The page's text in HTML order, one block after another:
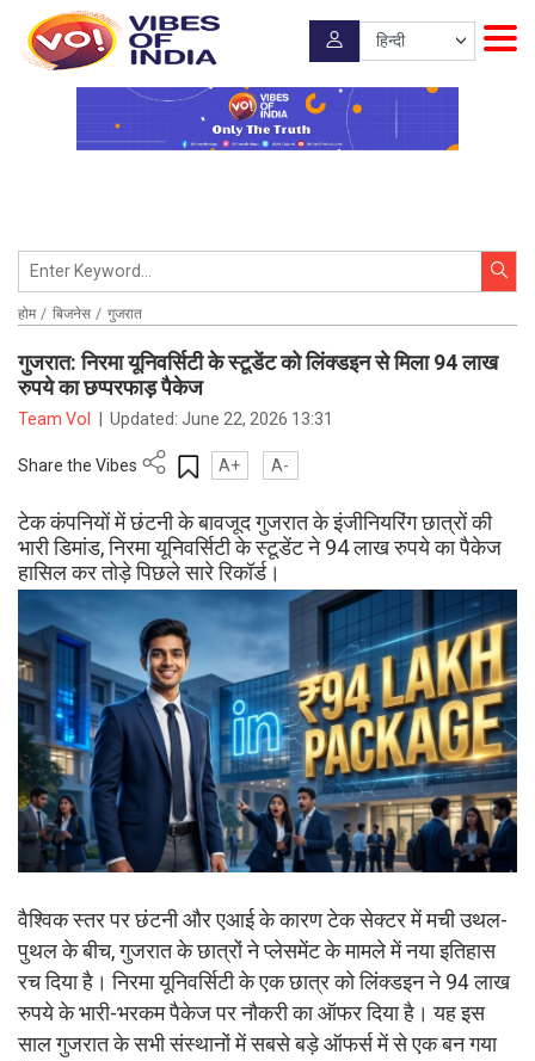
होम बिजनेस गुजरात
गुजरात: निरमा यूनिवर्सिटी के स्टूडेंट को लिंक्डइन से मिला 94 लाख
रुपये का छप्परफाड़ पैकेज
Team VoI Updated:June 22, 2026 13:31
Share the Vibes A+ A-
टेक कंपनियों में छंटनी के बावजूद गुजरात के इंजीनियरिंग छात्रों की
भारी डिमांड, निरमा यूनिवर्सिटी के स्टूडेंट ने 94 लाख रुपये का पैकेज
हासिल कर तोड़े पिछले सारे रिकॉर्ड।
वैश्विक स्तर पर छंटनी और एआई के कारण टेक सेक्टर में मची उथल-
पुथल के बीच, गुजरात के छात्रों ने प्लेसमेंट के मामले में नया इतिहास
रच दिया है। निरमा यूनिवर्सिटी के एक छात्र को लिंक्डइन ने 94 लाख
रुपये के भारी-भरकम पैकेज पर नौकरी का ऑफर दिया है। यह इस
साल गुजरात के सभी संस्थानों में सबसे बड़े ऑफर्स में से एक बन गया